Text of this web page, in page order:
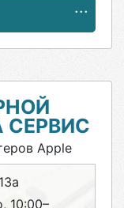
37
Apple
10:00–